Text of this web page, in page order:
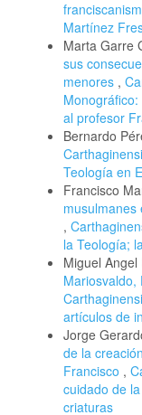
Martínez
Marta Garre
sus
menores ,
al profesor
Bernardo
Teología en
Francisco
musulmanes
,
la Teología;
Miguel
Mariosvaldo,
artículos de
Jorge
de la
Francisco ,
cuidado de
criaturas